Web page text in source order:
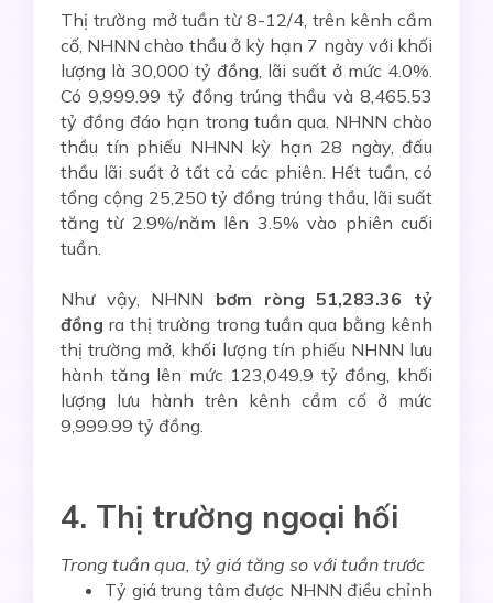
Thị trường mở tuần từ 8-12/4, trên kênh cầm
cố, NHNN chào thầu ở kỳ hạn 7 ngày với khối
lượng là 30,000 tỷ đồng, lãi suất ở mức 4.0%.
Có 9,999.99 tỷ đồng trúng thầu và 8,465.53
tỷ đồng đáo hạn trong tuần qua. NHNN chào
thầu tín phiếu NHNN kỳ hạn 28 ngày, đấu
thầu lãi suất ở tất cả các phiên. Hết tuần, có
tổng cộng 25,250 tỷ đồng trúng thầu, lãi suất
tăng từ 2.9%/năm lên 3.5% vào phiên cuối
tuần.
Như vậy, NHNN bơm ròng 51,283.36 tỷ
đồngra thị trường trong tuần qua bằng kênh
thị trường mở, khối lượng tín phiếu NHNN lưu
hành tăng lên mức 123,049.9 tỷ đồng, khối
lượng lưu hành trên kênh cầm cố ở mức
9,999.99 tỷ đồng.
4. Thị trường ngoại hối
Trong tuần qua, tỷ giá tăng so với tuần trước
Tỷ giá trung tâm được NHNN điều chỉnh